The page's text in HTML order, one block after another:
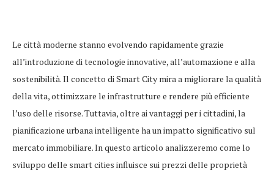
Le città moderne stanno evolvendo rapidamente grazie
all’introduzione di tecnologie innovative, all’automazione e alla
sostenibilità. Il concetto di Smart City mira a migliorare la qualità
della vita, ottimizzare le infrastrutture e rendere più efficiente
l’uso delle risorse. Tuttavia, oltre ai vantaggi per i cittadini, la
pianificazione urbana intelligente ha un impatto significativo sul
mercato immobiliare. In questo articolo analizzeremo come lo
sviluppo delle smart cities influisce sui prezzi delle proprietà